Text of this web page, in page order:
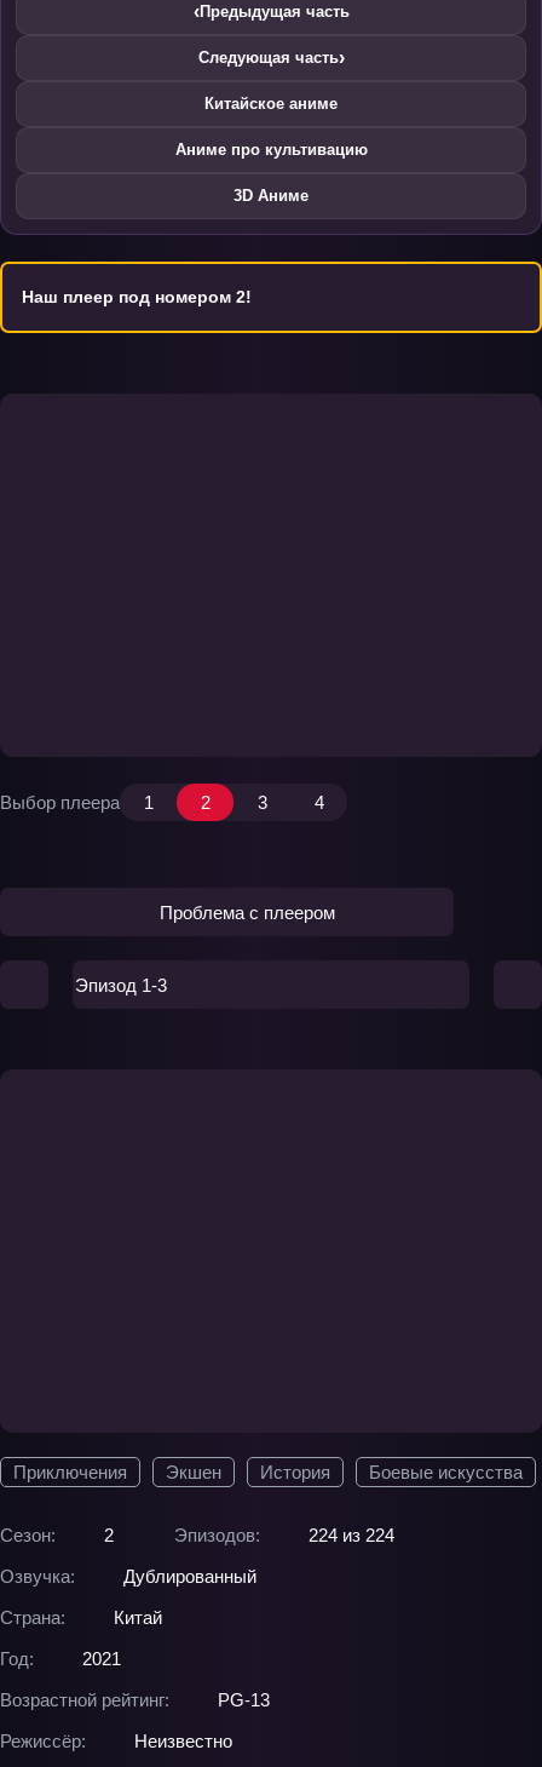
Приключения Экшен История Боевые искусства
Сезон: 2 Эпизодов:
224 из 224
Озвучка:
Дублированный
Страна:
Китай
Год:
2021
Возрастной рейтинг:
PG-13
Режиссёр:
Неизвестно
‹Предыдущая часть
Следующая часть›
Китайское аниме
Аниме про культивацию
3D Аниме
Наш плеер под номером 2!
Выбор плеера 1 2 3 4
Проблема с плеером
Эпизод 1-3